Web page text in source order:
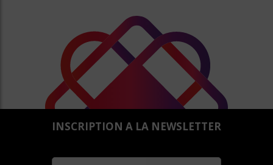
INSCRIPTION A LA NEWSLETTER